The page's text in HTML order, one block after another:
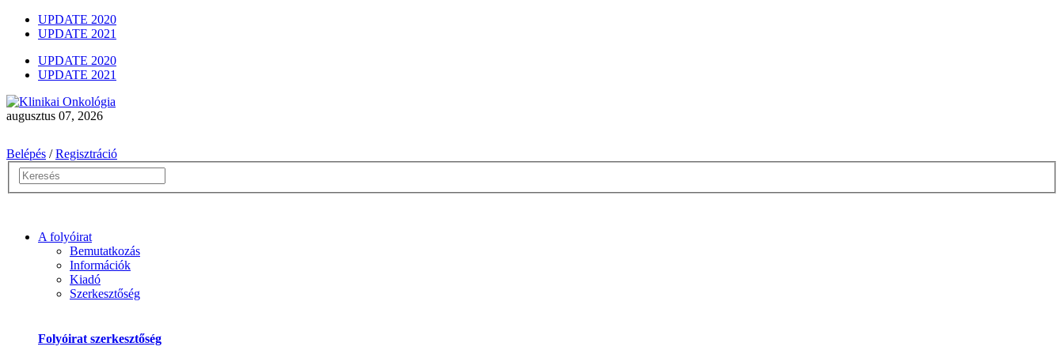
UPDATE 2020
UPDATE 2021
UPDATE 2020
UPDATE 2021
augusztus 07, 2026
Belépés / Regisztráció
A folyóirat
Bemutatkozás
Információk
Kiadó
Szerkesztőség
Folyóirat szerkesztőség